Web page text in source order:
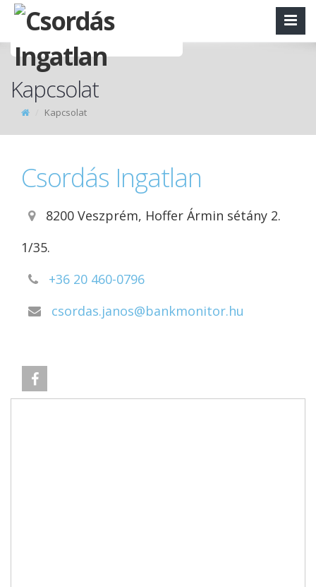
Kapcsolat
Kapcsolat
Csordás Ingatlan
8200 Veszprém, Hoffer Ármin sétány 2.
1/35.
+36 20 460-0796
csordas.janos@bankmonitor.hu